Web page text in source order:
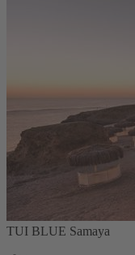
TUI BLUE Samaya